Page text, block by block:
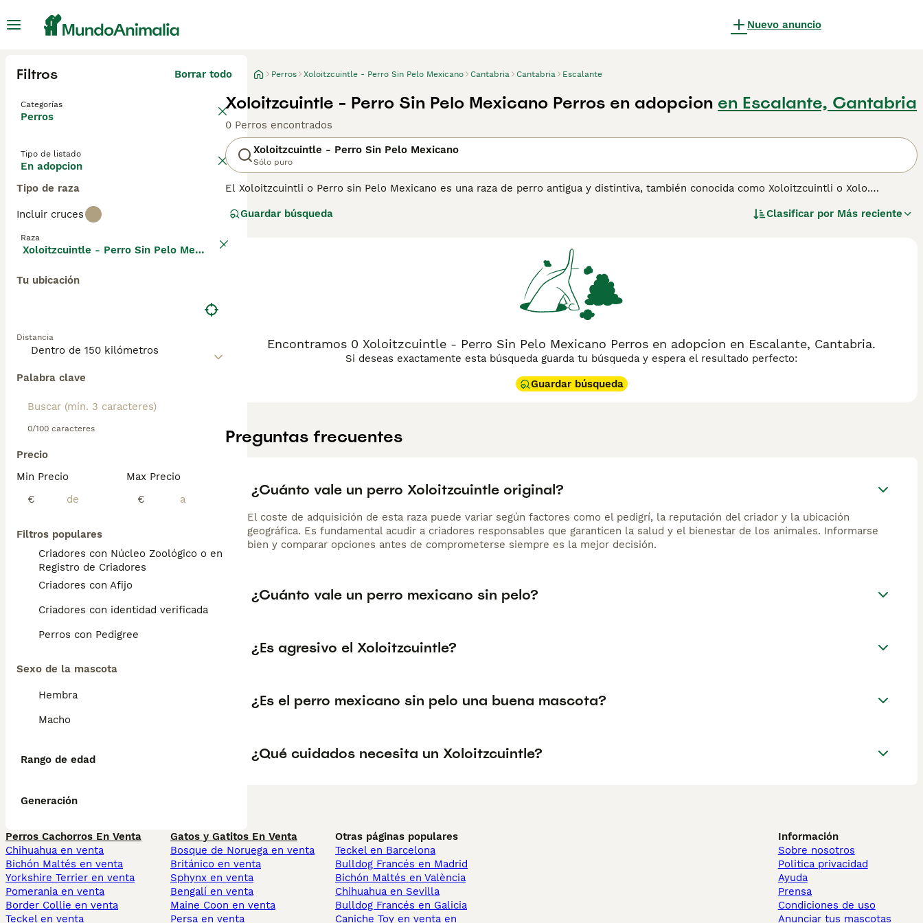
Nuevo anuncio
Filtros Borrar todo
Categorías
Perros
Tipo de listado
En adopcion
Tipo de raza
Incluir cruces
Raza
Xoloitzcuintle - Perro Sin Pelo Mexicano
Tu ubicación
Distancia
Palabra clave
0/100 caracteres
Precio
Min Precio
€
Max Precio
€
Filtros populares
Criadores con Núcleo Zoológico o en el
Registro de Criadores
Criadores con Afijo
Criadores con identidad verificada
Perros con Pedigree
Sexo de la mascota
Hembra
Macho
Rango de edad
Generación
Perros Xoloitzcuintle - Perro Sin Pelo Mexicano Cantabria Cantabria Escalante
Xoloitzcuintle - Perro Sin Pelo Mexicano Perros en adopcion en Escalante, Cantabria
0 Perros encontrados
Xoloitzcuintle - Perro Sin Pelo Mexicano
Sólo puro
El Xoloitzcuintli o Perro sin Pelo Mexicano es una raza de perro antigua y distintiva, también conocida como Xoloitzcuintli o Xolo.
las civilizaciones prehispánicas, donde se le consideraba un perro sagrado. El Xoloitzcuintli es conocido por su carácter cariñoso, leal y
adaptable, tanto en entornos urbanos como rurales.
Guardar búsqueda Clasificar por Más reciente
Encontramos 0 Xoloitzcuintle - Perro Sin Pelo Mexicano Perros en adopcion en Escalante, Cantabria.
Si deseas exactamente esta búsqueda guarda tu búsqueda y espera el resultado perfecto:
Guardar búsqueda
Preguntas frecuentes
¿Cuánto vale un perro Xoloitzcuintle original?
El coste de adquisición de esta raza puede variar según factores como el pedigrí, la reputación del criador y la ubicación
geográfica. Es fundamental acudir a criadores responsables que garanticen la salud y el bienestar de los animales. Informarse
bien y comparar opciones antes de comprometerse siempre es la mejor decisión.
¿Cuánto vale un perro mexicano sin pelo?
¿Es agresivo el Xoloitzcuintle?
¿Es el perro mexicano sin pelo una buena mascota?
¿Qué cuidados necesita un Xoloitzcuintle?
Perros Cachorros En Venta
Chihuahua en venta
Bichón Maltés en venta
Yorkshire Terrier en venta
Pomerania en venta
Border Collie en venta
Teckel en venta
Gatos y Gatitos En Venta
Bosque de Noruega en venta
Británico en venta
Sphynx en venta
Bengalí en venta
Maine Coon en venta
Persa en venta
Otras páginas populares
Teckel en Barcelona
Bulldog Francés en Madrid
Bichón Maltés en València
Chihuahua en Sevilla
Bulldog Francés en Galicia
Caniche Toy en venta en
Información
Sobre nosotros
Politica privacidad
Ayuda
Prensa
Condiciones de uso
Anunciar tus mascotas